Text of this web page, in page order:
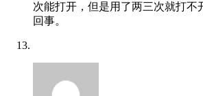
次能打开，但是用了两三次就打不
回事。